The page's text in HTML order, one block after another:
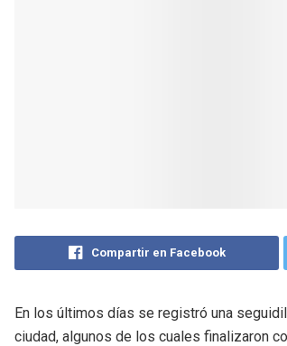
Compartir en Facebook
En los últimos días se registró una
ciudad, algunos de los cuales finalizaron